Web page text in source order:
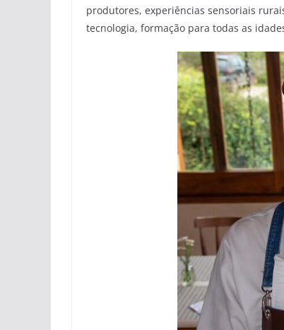
produtores, experiências sensoriais
tecnologia, formação para todas as